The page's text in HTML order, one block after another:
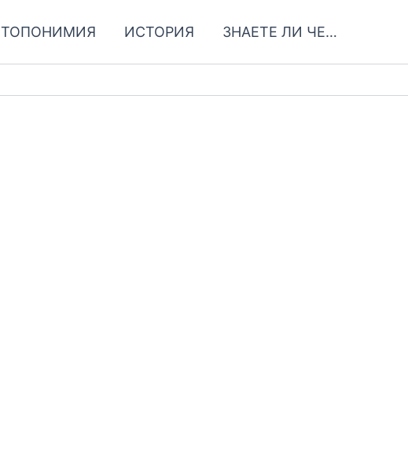
ТОПОНИМИЯ ИСТОРИЯ ЗНАЕТЕ ЛИ ЧЕ…